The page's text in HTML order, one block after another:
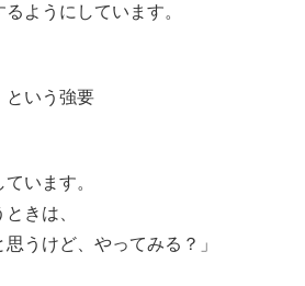
ようにしています。
という強要
います。
きは、
思うけど、やってみる？」